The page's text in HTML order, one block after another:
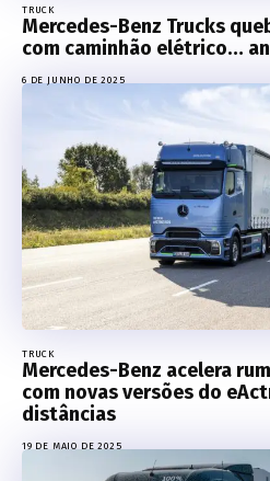
TRUCK
Mercedes-Benz Trucks
com caminhão elétrico…
6 DE JUNHO DE 2025
TRUCK
Mercedes-Benz acelera
com novas versões do
distâncias
19 DE MAIO DE 2025